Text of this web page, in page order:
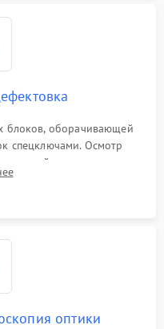
блоков, оборачивающей
спецключами. Осмотр
пружин и
люфта, смещения
оптики